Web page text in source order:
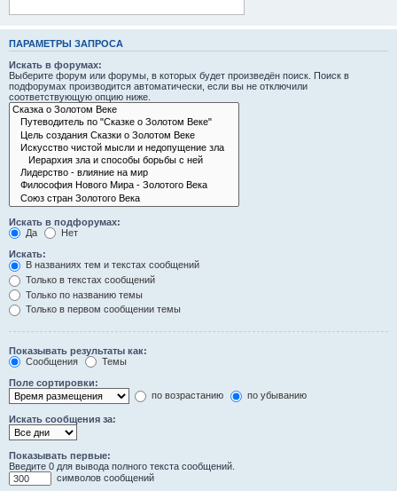
ПАРАМЕТРЫ ЗАПРОСА
Искать в форумах:
Выберите форум или форумы, в которых будет произведён поиск. Поиск в
подфорумах производится автоматически, если вы не отключили
соответствующую опцию ниже.
Искать в подфорумах:
Да
Нет
Искать:
В названиях тем и текстах сообщений
Только в текстах сообщений
Только по названию темы
Только в первом сообщении темы
Показывать результаты как:
Сообщения
Темы
Поле сортировки:
по возрастанию
по убыванию
Искать сообщения за:
Показывать первые:
Введите 0 для вывода полного текста сообщений.
символов сообщений